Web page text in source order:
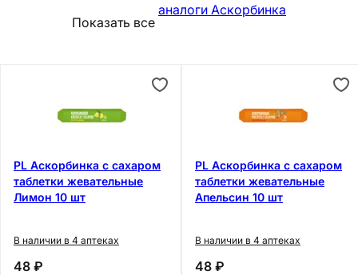
Показать все
аналоги Аскорбинка
PL Аскорбинка с сахаром
таблетки жевательные
Лимон 10 шт
В наличии в 4 аптеках
48 ₽
PL Аскорбинка с сахаром
таблетки жевательные
Апельсин 10 шт
В наличии в 4 аптеках
48 ₽